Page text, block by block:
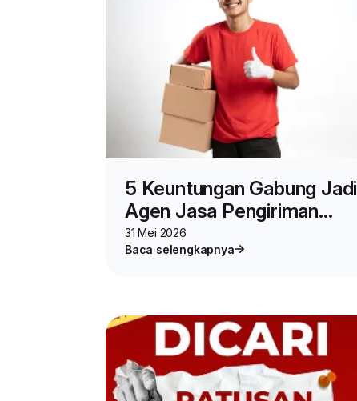
5 Keuntungan Gabung Jadi
Agen Jasa Pengiriman
Barang Lion Parcel
31 Mei 2026
Baca selengkapnya